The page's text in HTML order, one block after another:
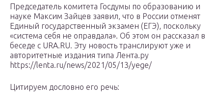
Председатель комитета Госдумы по образованию и
науке Максим Зайцев заявил, что в России отменят
Единый государственный экзамен (ЕГЭ), поскольку
«система себя не оправдала». Об этом он рассказал в
беседе с URA.RU. Эту новость транслируют уже и
авторитетные издания типа Лента.ру
https://lenta.ru/news/2021/05/13/yege/
Цитируем дословно его речь: